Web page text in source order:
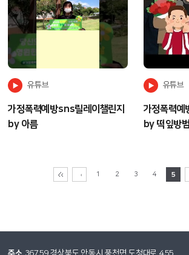
유튜브
가정폭력예방sns릴레이챌린지
by 아름
유튜브
가정폭력예
by 떡잎방
1 2 3 4 5
주소 36759 경상북도 안동시 풍천면 도청대로 455